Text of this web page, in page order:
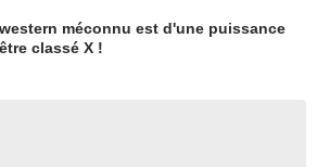
méconnu est d'une puissance
classé X !